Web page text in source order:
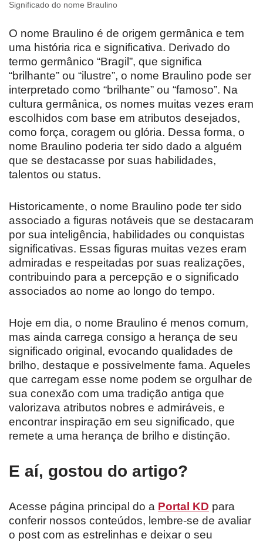
Significado do nome Braulino
O nome Braulino é de origem germânica e tem
uma história rica e significativa. Derivado do
termo germânico “Bragil”, que significa
“brilhante” ou “ilustre”, o nome Braulino pode ser
interpretado como “brilhante” ou “famoso”. Na
cultura germânica, os nomes muitas vezes eram
escolhidos com base em atributos desejados,
como força, coragem ou glória. Dessa forma, o
nome Braulino poderia ter sido dado a alguém
que se destacasse por suas habilidades,
talentos ou status.
Historicamente, o nome Braulino pode ter sido
associado a figuras notáveis que se destacaram
por sua inteligência, habilidades ou conquistas
significativas. Essas figuras muitas vezes eram
admiradas e respeitadas por suas realizações,
contribuindo para a percepção e o significado
associados ao nome ao longo do tempo.
Hoje em dia, o nome Braulino é menos comum,
mas ainda carrega consigo a herança de seu
significado original, evocando qualidades de
brilho, destaque e possivelmente fama. Aqueles
que carregam esse nome podem se orgulhar de
sua conexão com uma tradição antiga que
valorizava atributos nobres e admiráveis, e
encontrar inspiração em seu significado, que
remete a uma herança de brilho e distinção.
E aí, gostou do artigo?
Acesse página principal do a Portal KD para
conferir nossos conteúdos, lembre-se de avaliar
o post com as estrelinhas e deixar o seu